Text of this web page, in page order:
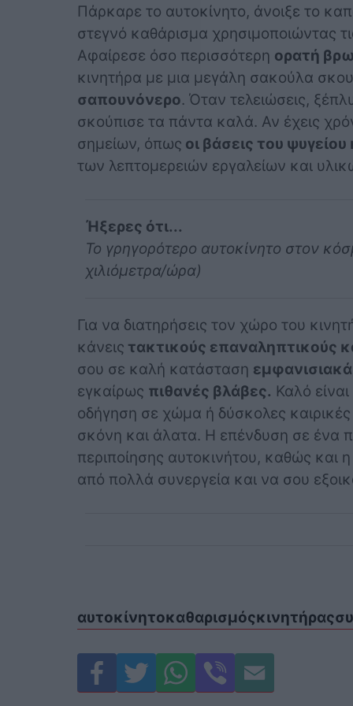
Πάρκαρε το αυτοκίνητο, άνοιξε το
στεγνό καθάρισμα χρησιμοποιώντας
Αφαίρεσε όσο περισσότερη ορατή
κινητήρα με μια μεγάλη σακούλα
σαπουνόνερο. Όταν τελειώσεις,
σκούπισε τα πάντα καλά. Αν έχεις
σημείων, όπως οι βάσεις του ψυγείου
των λεπτομερειών εργαλείων και
Ήξερες ότι...
Το γρηγορότερο αυτοκίνητο στον
χιλιόμετρα/ώρα)
Για να διατηρήσεις τον χώρο του
κάνεις τακτικούς επαναληπτικούς
σου σε καλή κατάσταση εμφανισιακά
εγκαίρως πιθανές βλάβες. Καλό
οδήγηση σε χώμα ή δύσκολες
σκόνη και άλατα. Η επένδυση σε ένα
περιποίησης αυτοκινήτου, καθώς και
από πολλά συνεργεία και να σου
αυτοκίνητοκαθαρισμόςκινητήρας